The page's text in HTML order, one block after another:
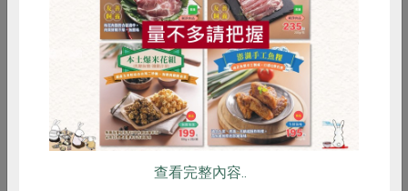
2018-05-19非基改運動
【公民寫手】從日常餐桌奪回食物自主權 台
灣響應第六年全球反孟山都行動
校園午餐搞非基行動團隊、主婦聯盟基金會、主婦
(5/19)攜手於水花園有機農夫市集，展開自2013年
雞蛋 食安 共同購買
查看完整內容..